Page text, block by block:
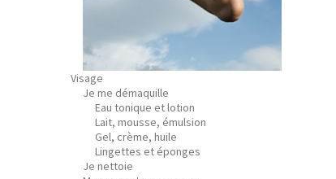
Visage
Je me démaquille
Eau tonique et lotion
Lait, mousse, émulsion
Gel, crème, huile
Lingettes et éponges
Je nettoie